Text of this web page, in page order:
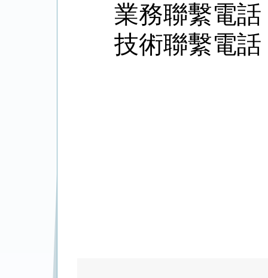
業務聯繫電話
技術聯繫電話